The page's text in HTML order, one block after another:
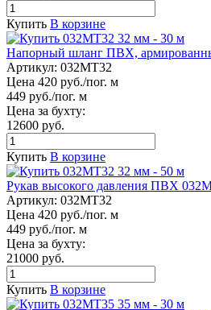
Купить В корзине
Напорный шланг ПВХ,
Артикул: 032МТ32
Цена 420 руб./пог. м
449 руб./пог. м
Цена за бухту:
12600 руб.
Купить В корзине
Рукав высокого давления ПВХ
Артикул: 032МТ32
Цена 420 руб./пог. м
449 руб./пог. м
Цена за бухту:
21000 руб.
Купить В корзине